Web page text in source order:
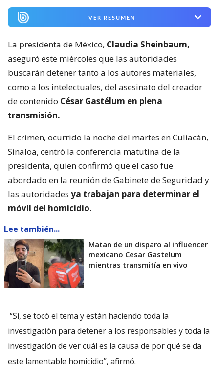
VER RESUMEN
La presidenta de México, Claudia Sheinbaum,
aseguró este miércoles que las autoridades
buscarán detener tanto a los autores materiales,
como a los intelectuales, del asesinato del creador
de contenido César Gastélum en plena
transmisión.
El crimen, ocurrido la noche del martes en Culiacán,
Sinaloa, centró la conferencia matutina de la
presidenta, quien confirmó que el caso fue
abordado en la reunión de Gabinete de Seguridad y
las autoridades ya trabajan para determinar el
móvil del homicidio.
Lee también...
Matan de un disparo al influencer
mexicano Cesar Gastelum
mientras transmitía en vivo
“Sí, se tocó el tema y están haciendo toda la
investigación para detener a los responsables y toda la
investigación de ver cuál es la causa de por qué se da
este lamentable homicidio”, afirmó.